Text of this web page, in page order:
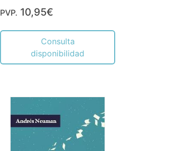
PVP. 10,95€
Consulta
disponibilidad